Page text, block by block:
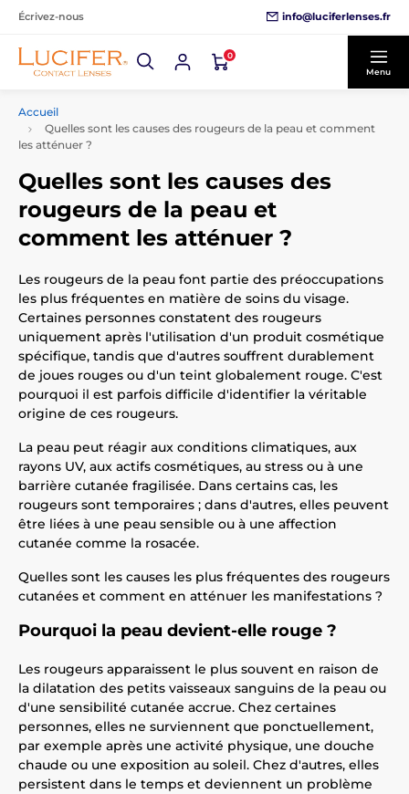
Écrivez-nous info@luciferlenses.fr
0
Menu
Accueil
Quelles sont les causes des rougeurs de la peau et comment
les atténuer ?
Quelles sont les causes des
rougeurs de la peau et
comment les atténuer ?
Les rougeurs de la peau font partie des préoccupations
les plus fréquentes en matière de soins du visage.
Certaines personnes constatent des rougeurs
uniquement après l'utilisation d'un produit cosmétique
spécifique, tandis que d'autres souffrent durablement
de joues rouges ou d'un teint globalement rouge. C'est
pourquoi il est parfois difficile d'identifier la véritable
origine de ces rougeurs.
La peau peut réagir aux conditions climatiques, aux
rayons UV, aux actifs cosmétiques, au stress ou à une
barrière cutanée fragilisée. Dans certains cas, les
rougeurs sont temporaires ; dans d'autres, elles peuvent
être liées à une peau sensible ou à une affection
cutanée comme la rosacée.
Quelles sont les causes les plus fréquentes des rougeurs
cutanées et comment en atténuer les manifestations ?
Pourquoi la peau devient-elle rouge ?
Les rougeurs apparaissent le plus souvent en raison de
la dilatation des petits vaisseaux sanguins de la peau ou
d'une sensibilité cutanée accrue. Chez certaines
personnes, elles ne surviennent que ponctuellement,
par exemple après une activité physique, une douche
chaude ou une exposition au soleil. Chez d'autres, elles
persistent dans le temps et deviennent un problème